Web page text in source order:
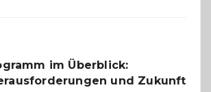
im Überblick:
und Zukunft